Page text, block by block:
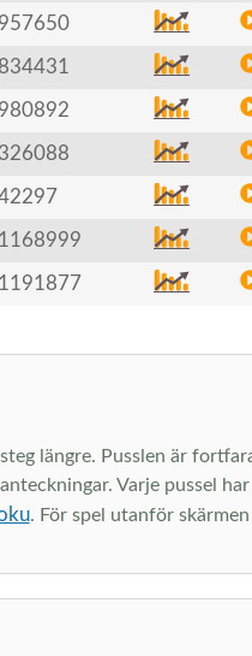
957650
834431
980892
326088
1168999
1191877
längre. Pusslen är
Varje pussel
. För spel utanför